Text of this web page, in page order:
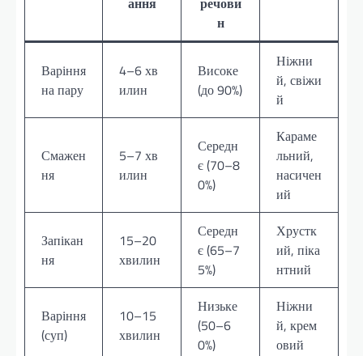
н
Варіння
на пару
4–6 хв
илин
Високе
(до 90%)
Ніжни
й, свіжи
й
Смажен
ня
5–7 хв
илин
Середн
є (70–8
0%)
Караме
льний,
насичен
ий
Запікан
ня
15–20
хвилин
Середн
є (65–7
5%)
Хрустк
ий, піка
нтний
Варіння
(суп)
10–15
хвилин
Низьке
(50–6
0%)
Ніжни
й, крем
овий